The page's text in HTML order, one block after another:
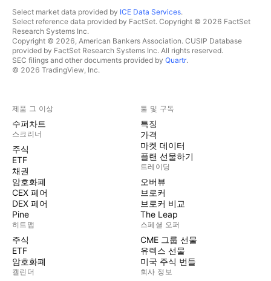
Select market data provided by ICE Data Services.
Select reference data provided by FactSet. Copyright © 2026 FactSet
Research Systems Inc.
Copyright © 2026, American Bankers Association. CUSIP Database
provided by FactSet Research Systems Inc. All rights reserved.
SEC filings and other documents provided by Quartr.
© 2026 TradingView, Inc.
제품 그 이상
수퍼차트
스크리너
주식
ETF
채권
암호화폐
CEX 페어
DEX 페어
Pine
히트맵
주식
ETF
암호화폐
캘린더
툴 및 구독
특징
가격
마켓 데이터
플랜 선물하기
트레이딩
오버뷰
브로커
브로커 비교
The Leap
스페셜 오퍼
CME 그룹 선물
유렉스 선물
미국 주식 번들
회사 정보